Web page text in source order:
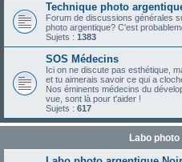
Technique photo
Forum de discussions générales
photo argentique? C'est
Sujets : 1383
SOS Médecins
Ici on ne discute pas esthétique,
et tu aimerais savoir ce qui a
Nos éminents médecins du
vue, sont là pour t'aider !
Sujets : 617
Labo